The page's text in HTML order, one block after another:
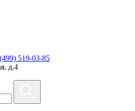
519-03-85
д.4